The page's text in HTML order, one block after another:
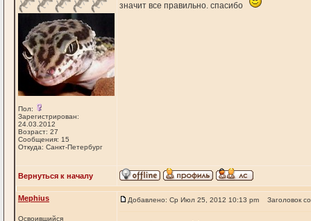
Пол:
Зарегистрирован:
24.03.2012
Возраст: 27
Сообщения: 15
Откуда: Санкт-Петербург
значит все правильно. спасибо
Вернуться к началу
Mephius
Освоившийся
Добавлено: Ср Июл 25, 2012 10:13 pm Заголовок